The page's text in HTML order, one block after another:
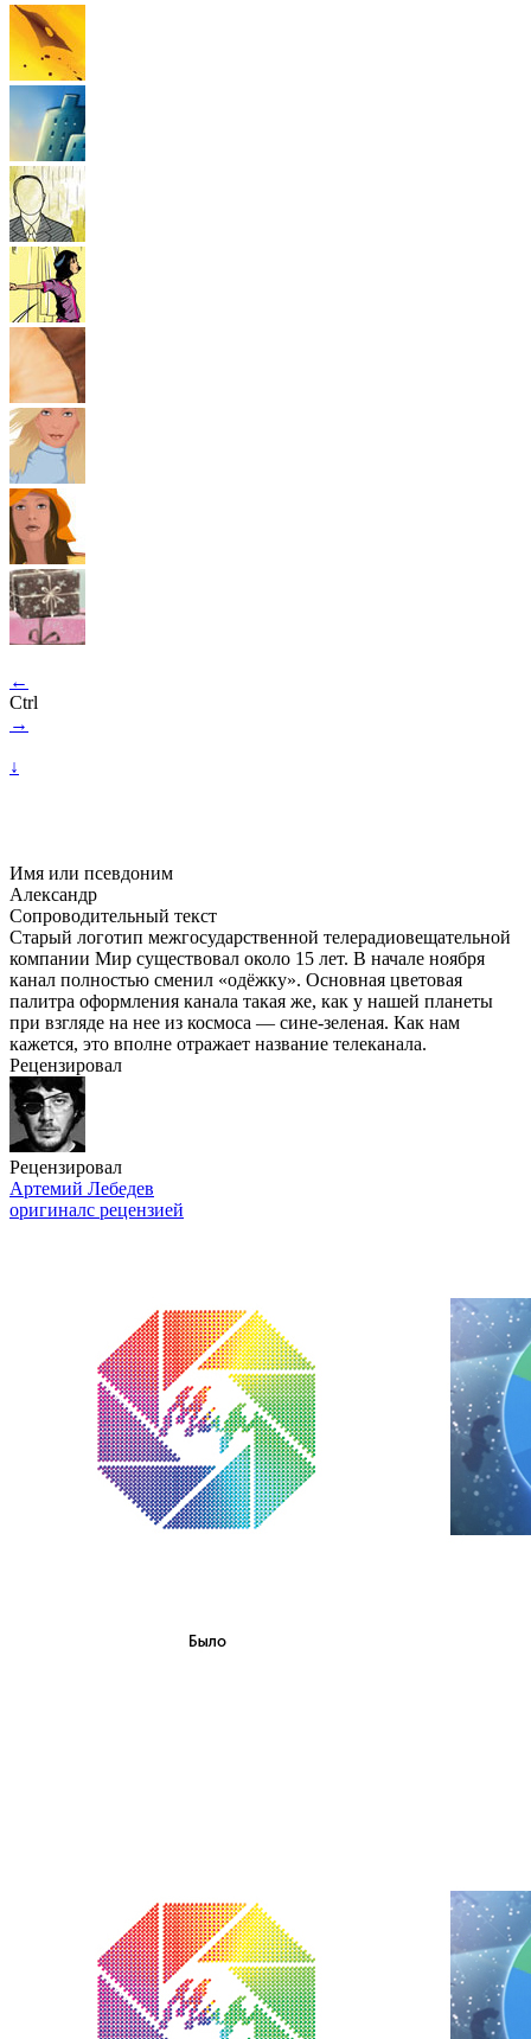
←
Ctrl
→
↓
Имя или псевдоним
Александр
Сопроводительный текст
Старый логотип межгосударственной телерадиовещательной
компании Мир существовал около 15 лет. В начале ноября
канал полностью сменил «одёжку». Основная цветовая
палитра оформления канала такая же, как у нашей планеты
при взгляде на нее из космоса — сине-зеленая. Как нам
кажется, это вполне отражает название телеканала.
Рецензировал
Рецензировал
Артемий Лебедев
оригиналс рецензией